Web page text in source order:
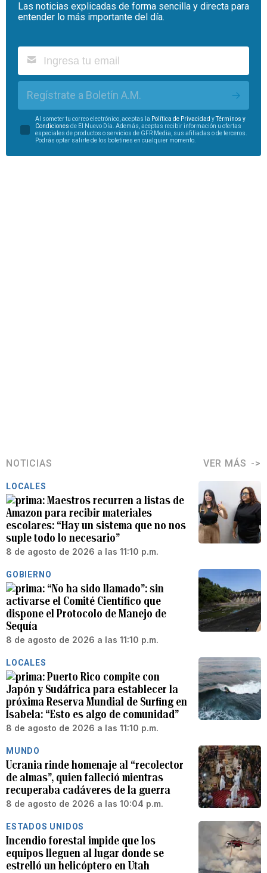
Las noticias explicadas de forma sencilla y directa para
entender lo más importante del día.
Regístrate a Boletín A.M.
Al someter tu correo electrónico, aceptas la Política de Privacidad yTérminos y
Condiciones de El Nuevo Día. Además, aceptas recibir información u ofertas
especiales de productos o servicios de GFR Media, sus afiliadas o de terceros.
Podrás optar salirte de los boletines en cualquier momento.
NOTICIAS VER MÁS
LOCALES
Maestros recurren a listas de
Amazon para recibir materiales
escolares: “Hay un sistema que no nos
suple todo lo necesario”
8 de agosto de 2026 a las 11:10 p.m.
GOBIERNO
“No ha sido llamado”: sin
activarse el Comité Científico que
dispone el Protocolo de Manejo de
Sequía
8 de agosto de 2026 a las 11:10 p.m.
LOCALES
Puerto Rico compite con
Japón y Sudáfrica para establecer la
próxima Reserva Mundial de Surfing en
Isabela: “Esto es algo de comunidad”
8 de agosto de 2026 a las 11:10 p.m.
MUNDO
Ucrania rinde homenaje al “recolector
de almas”, quien falleció mientras
recuperaba cadáveres de la guerra
8 de agosto de 2026 a las 10:04 p.m.
ESTADOS UNIDOS
Incendio forestal impide que los
equipos lleguen al lugar donde se
estrelló un helicóptero en Utah